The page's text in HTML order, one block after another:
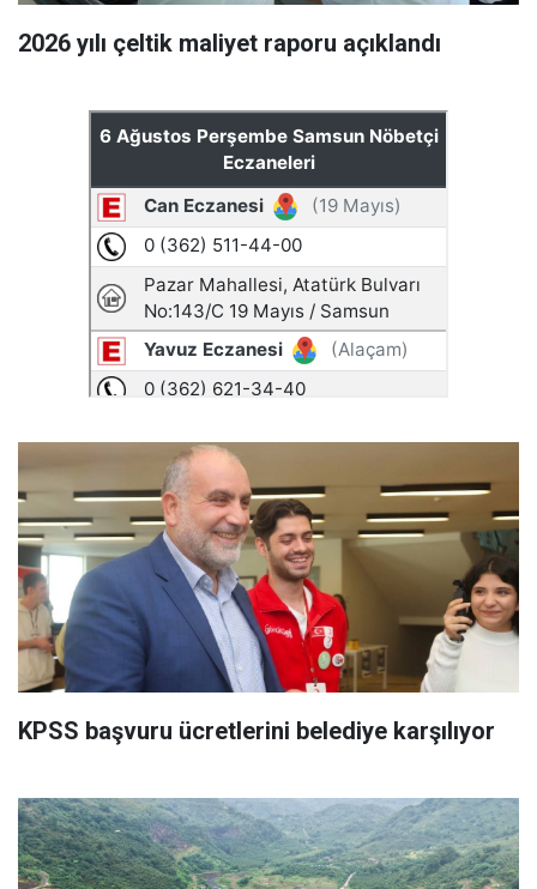
2026 yılı çeltik maliyet raporu açıklandı
KPSS başvuru ücretlerini belediye karşılıyor